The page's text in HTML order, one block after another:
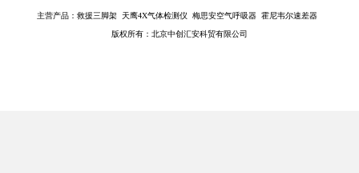
主营产品：救援三脚架 天鹰4X气体检测仪 梅思安空气呼吸器 霍尼韦尔速差器
版权所有：北京中创汇安科贸有限公司